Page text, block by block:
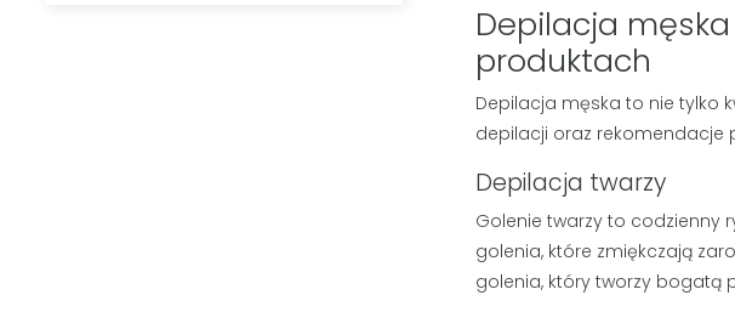
Depilacja
produktach
Depilacja męska to nie tylko
depilacji oraz rekomendacje
Depilacja twarzy
Golenie twarzy to codzienny
golenia, które zmiękczają
golenia, który tworzy bogatą